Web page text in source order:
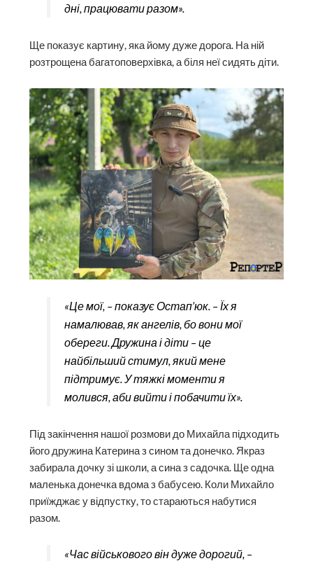
дні, працювати разом».
Ще показує картину, яка йому дуже дорога. На ній
розтрощена багатоповерхівка, а біля неї сидять діти.
«Це мої, – показує Остап’юк. – Їх я
намалював, як ангелів, бо вони мої
обереги. Дружина і діти – це
найбільший стимул, який мене
підтримує. У тяжкі моменти я
молився, аби вийти і побачити їх».
Під закінчення нашої розмови до Михайла підходить
його дружина Катерина з сином та донечко. Якраз
забирала дочку зі школи, а сина з садочка. Ще одна
маленька донечка вдома з бабусею. Коли Михайло
приїжджає у відпустку, то стараються набутися
разом.
«Час військового він дуже дорогий, –